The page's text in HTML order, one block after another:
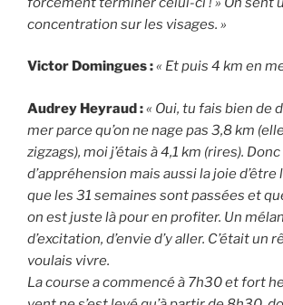
concentration sur les visages. »
Victor Domingues :« Et puis 4 km en
Audrey Heyraud :« Oui, tu fais bien de
mer parce qu’on ne nage pas 3,8 km
zigzags), moi j’étais à 4,1 km (rires).
d’appréhension mais aussi la joie d’être
que les 31 semaines sont passées et
on est juste là pour en profiter. Un
d’excitation, d’envie d’y aller. C’était un
voulais vivre.
La course a commencé à 7h30 et fort